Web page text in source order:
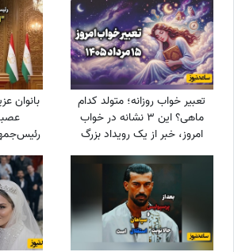
تعبیر خواب روزانه؛ متولد کدام
ماهی؟ این 3 نشانه در خواب
امروز، خبر از یک رویداد بزرگ
می‌دهند! / پنج‌شنبه 15 مرداد
1405
بانوان
زنان
رنگ‌شده و